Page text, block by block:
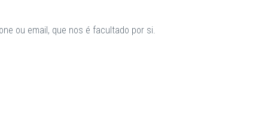
ou email, que nos é facultado por si.